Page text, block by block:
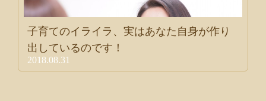
子育てのイライラ、実はあなた自身が作り
出しているのです！
2018.08.31